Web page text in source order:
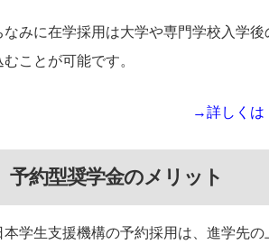
なみに在学採用は大学や専門学校入学
むことが可能です。
→詳しくは
予約型奨学金のメリット
本学生支援機構の予約採用は、進学先